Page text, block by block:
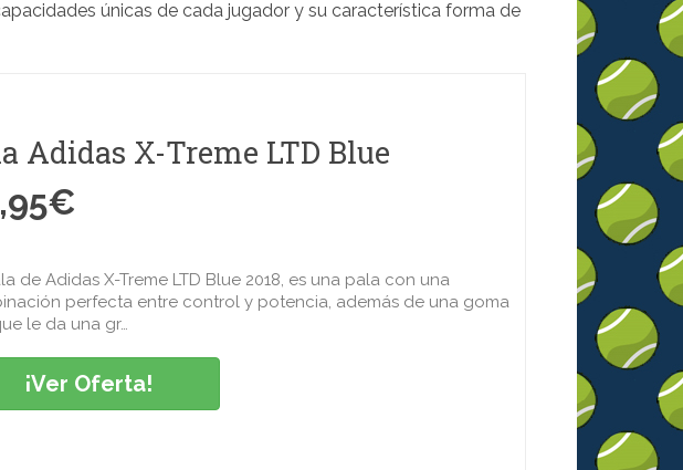
únicas de cada jugador y su característica forma de
Adidas X-Treme LTD Blue
€
de Adidas X-Treme LTD Blue 2018, es una pala con una
perfecta entre control y potencia, además de una goma
le da una gr…
¡Ver Oferta!